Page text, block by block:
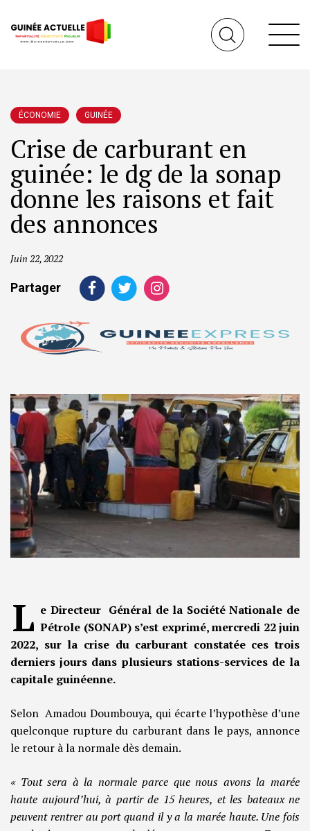
ÉCONOMIE GUINÉE
Crise de carburant en
guinée: le dg de la sonap
donne les raisons et fait
des annonces
Juin 22, 2022
Partager
L e Directeur Général de la Société Nationale de
Pétrole (SONAP) s’est exprimé, mercredi 22 juin
2022, sur la crise du carburant constatée ces trois
derniers jours dans plusieurs stations-services de la
capitale guinéenne.
Selon Amadou Doumbouya, qui écarte l’hypothèse d’une
quelconque rupture du carburant dans le pays, annonce
le retour à la normale dès demain.
« Tout sera à la normale parce que nous avons la marée
haute aujourd’hui, à partir de 15 heures, et les bateaux ne
peuvent rentrer au port quand il y a la marée haute. Une fois